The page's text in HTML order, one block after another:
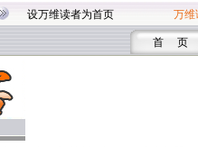
设万维读者为首页 万维
首 页